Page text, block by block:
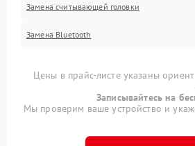
Замена считывающей головки
Замена Bluetooth
Цены в прайс-листе указаны
Записывайтесь на
Мы проверим ваше устройство и